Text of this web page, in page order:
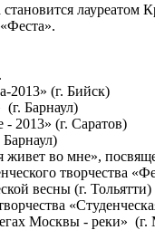
лауреатом
2013» (г. Бийск)
(г. Барнаул)
- 2013» (г. Саратов)
Барнаул)
живет во мне»,
творчества
весны (г. Тольятти)
Москвы - реки» (г.